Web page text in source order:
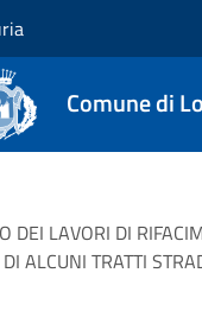
Comune di
DEI LAVORI DI
ALCUNI TRATTI